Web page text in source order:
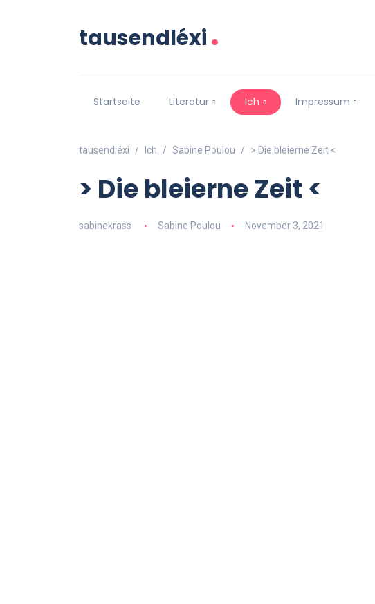
tausendléxi.
Startseite Literatur Ich Impressum
tausendléxi Ich Sabine Poulou > Die bleierne Zeit <
> Die bleierne Zeit <
sabinekrass Sabine Poulou November 3, 2021